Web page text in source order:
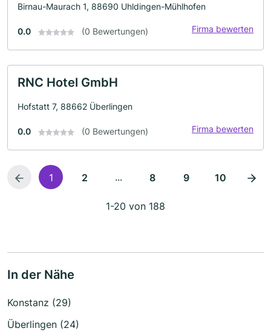
Birnau-Maurach 1, 88690 Uhldingen-Mühlhofen
0.0 (0 Bewertungen) Firma bewerten
RNC Hotel GmbH
Hofstatt 7, 88662 Überlingen
0.0 (0 Bewertungen) Firma bewerten
1 2 ... 8 9 10
1-20 von 188
In der Nähe
Konstanz (29)
Überlingen (24)